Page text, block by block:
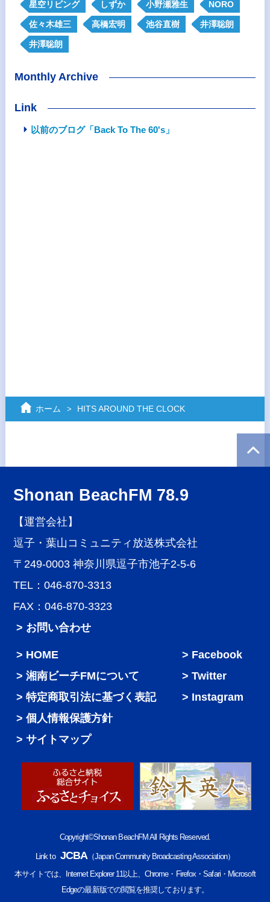
星空リビング しずか 小野瀬雅生 NORO
佐々木雄三 高橋宏明 池谷直樹 井澤聡朗
井澤聡朗
Monthly Archive
Link
以前のブログ「Back To The 60's」
ホーム HITS AROUND THE CLOCK
Shonan BeachFM 78.9
【運営会社】
逗子・葉山コミュニティ放送株式会社
〒249-0003 神奈川県逗子市池子2-5-6
TEL：046-870-3313
FAX：046-870-3323
> お問い合わせ
HOME
湘南ビーチFMについて
特定商取引法に基づく表記
個人情報保護方針
サイトマップ
Facebook
Twitter
Instagram
Copyright©Shonan BeachFM All Rights Reserved.
Link to JCBA（Japan Community Broadcasting Association）
本サイトでは、Internet Explorer 11以上、Chrome・Firefox・Safari・Microsoft
Edgeの最新版での閲覧を推奨しております。